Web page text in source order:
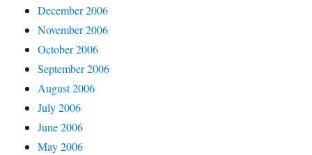
December 2006
November 2006
October 2006
September 2006
August 2006
July 2006
June 2006
May 2006